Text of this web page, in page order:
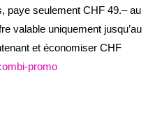
paye seulement CHF 49.– au
valable uniquement jusqu’au
et économiser CHF
promo